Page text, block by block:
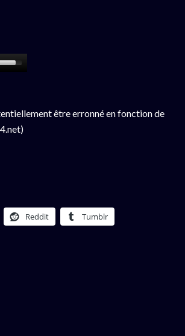
être erronné en fonction de
Reddit Tumblr